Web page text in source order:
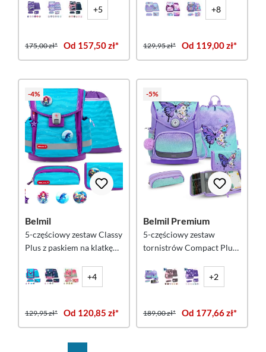
+5
175,00 zł* Od 157,50 zł*
Belmil Mini-Fit „Purple
Blue Butterfly”
+8
129,95 zł* Od 119,00 zł*
-4%
Belmil
5-częściowy zestaw Classy
Plus z paskiem na klatkę
+4
129,95 zł* Od 120,85 zł*
-5%
Belmil Premium
5-częściowy zestaw
tornistrów Compact Plus -
+2
189,00 zł* Od 177,66 zł*